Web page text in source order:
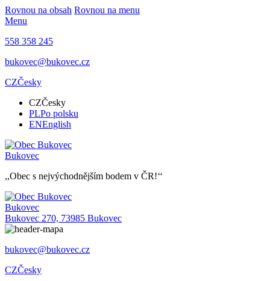
Rovnou na obsah Rovnou na menu
Menu
558 358 245
bukovec@bukovec.cz
CZČesky
CZČesky
PLPo polsku
ENEnglish
Bukovec
,,Obec s nejvýchodnějším bodem v ČR!‘‘
Bukovec
Bukovec 270, 73985 Bukovec
bukovec@bukovec.cz
CZČesky